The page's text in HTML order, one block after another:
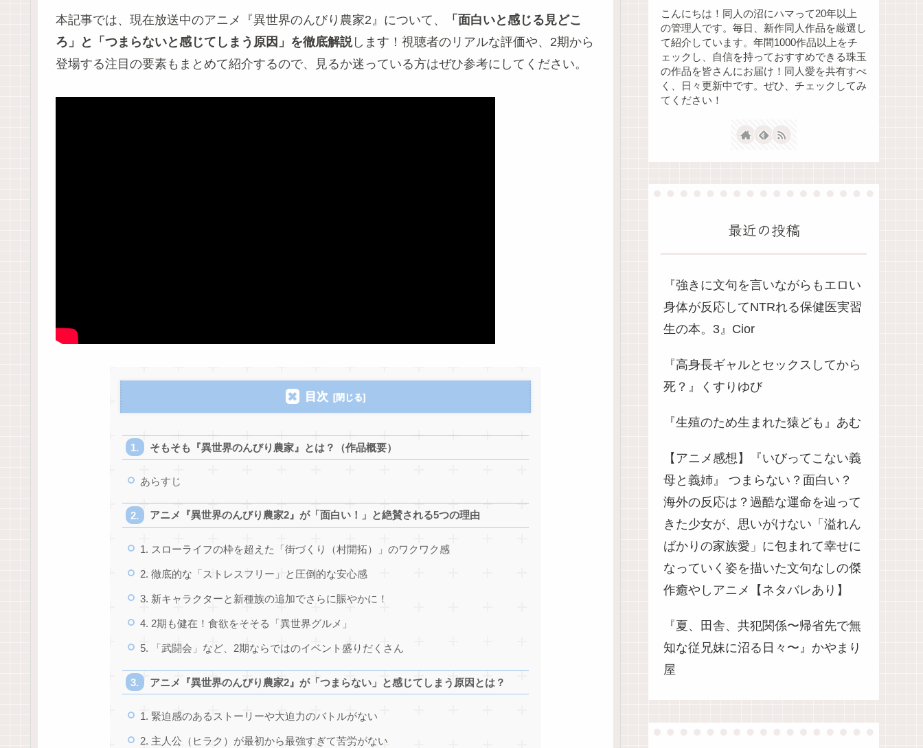
本記事では、現在放送中のアニメ『異世界のんびり農家2』について、
「面白いと感じる見どこ
ろ」と「つまらないと感じてしまう原因」を徹底解説します！視聴者のリアルな評価や、2期から
登場する注目の要素もまとめて紹介するので、見るか迷っている方はぜひ参考にしてください。
目次
そもそも『異世界のんびり農家』とは？（作品概要）
あらすじ
アニメ『異世界のんびり農家2』が「面白い！」と絶賛される5つの理由
1. スローライフの枠を超えた「街づくり（村開拓）」のワクワク感
2. 徹底的な「ストレスフリー」と圧倒的な安心感
3. 新キャラクターと新種族の追加でさらに賑やかに！
4. 2期も健在！食欲をそそる「異世界グルメ」
5. 「武闘会」など、2期ならではのイベント盛りだくさん
アニメ『異世界のんびり農家2』が「つまらない」と感じてしまう原因とは？
1. 緊迫感のあるストーリーや大迫力のバトルがない
2. 主人公（ヒラク）が最初から最強すぎて苦労がない
こんにちは！同人の沼にハマって20年以上
の管理人です。毎日、新作同人作品を厳選し
て紹介しています。年間1000作品以上をチ
ェックし、自信を持っておすすめできる珠玉
の作品を皆さんにお届け！同人愛を共有すべ
く、日々更新中です。ぜひ、チェックしてみ
てください！
最近の投稿
『強きに文句を言いながらもエロい
身体が反応してNTRれる保健医実習
生の本。3』Cior
『高身長ギャルとセックスしてから
死？』くすりゆび
『生殖のため生まれた猿ども』あむ
【アニメ感想】『いびってこない義
母と義姉』 つまらない？面白い？
海外の反応は？過酷な運命を辿って
きた少女が、思いがけない「溢れん
ばかりの家族愛」に包まれて幸せに
なっていく姿を描いた文句なしの傑
作癒やしアニメ【ネタバレあり】
『夏、田舎、共犯関係〜帰省先で無
知な従兄妹に沼る日々〜』かやまり
屋